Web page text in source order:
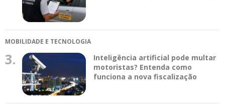
MOBILIDADE E TECNOLOGIA
3.
Inteligência artificial pode multar
motoristas? Entenda como
funciona a nova fiscalização